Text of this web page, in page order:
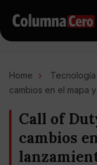
Home Tecnología
cambios en el mapa
Call of
cambios